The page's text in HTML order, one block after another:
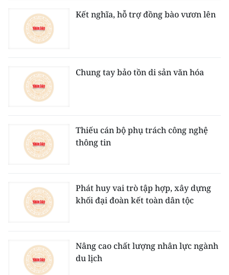
Kết nghĩa, hỗ trợ đồng bào vươn lên
Chung tay bảo tồn di sản văn hóa
Thiếu cán bộ phụ trách công nghệ
thông tin
Phát huy vai trò tập hợp, xây dựng
khối đại đoàn kết toàn dân tộc
Nâng cao chất lượng nhân lực ngành
du lịch